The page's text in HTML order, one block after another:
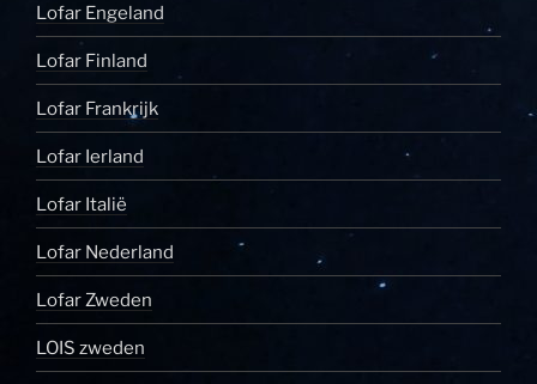
Lofar Engeland
Lofar Finland
Lofar Frankrijk
Lofar Ierland
Lofar Italië
Lofar Nederland
Lofar Zweden
LOIS zweden